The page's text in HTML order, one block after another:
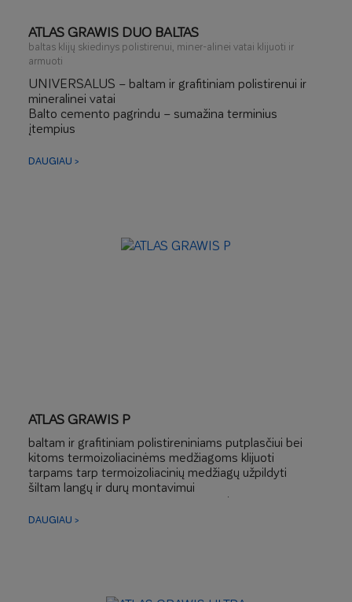
ATLAS GRAWIS DUO BALTAS
baltas klijų skiedinys polistirenui, miner-alinei vatai klijuoti ir
armuoti
UNIVERSALUS – baltam ir grafitiniam polistirenui ir
mineralinei vatai
Balto cemento pagrindu – sumažina terminius
įtempius
Atsparus įbrėžimams ir įtrūkimams
DAUGIAU >
ATLAS GRAWIS P
baltam ir grafitiniam polistireniniams putplasčiui bei
kitoms termoizoliacinėms medžiagoms klijuoti
tarpams tarp termoizoliacinių medžiagų užpildyti
šiltam langų ir durų montavimui
aukšta šilumos izoliacija λ = 0,034 W/mK
mažiausiais išsiplėtimo ir putų išsiplėtimo lygis
DAUGIAU >